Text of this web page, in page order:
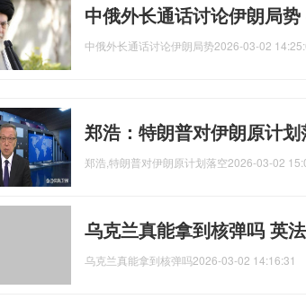
中俄外长通话讨论伊朗局
中俄外长通话讨论伊朗局势2026-03-02
郑浩：特朗普对伊朗原计
郑浩,特朗普对伊朗原计划落空2026-03-02
乌克兰真能拿到核弹吗 英
乌克兰真能拿到核弹吗2026-03-02 14:16:31